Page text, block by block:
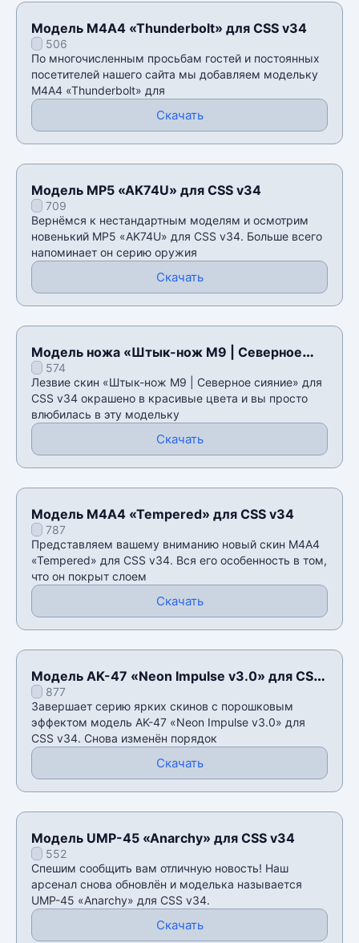
Модель М4А4 «Thunderbolt» для CSS v34
506
По многочисленным просьбам гостей и постоянных
посетителей нашего сайта мы добавляем модельку
М4А4 «Thunderbolt» для
Скачать
Модель MP5 «AK74U» для CSS v34
709
Вернёмся к нестандартным моделям и осмотрим
новенький MP5 «AK74U» для CSS v34. Больше всего
напоминает он серию оружия
Скачать
Модель ножа «Штык-нож M9 | Северное
сияние» для CSS v34
574
Лезвие скин «Штык-нож M9 | Северное сияние» для
CSS v34 окрашено в красивые цвета и вы просто
влюбилась в эту модельку
Скачать
Модель М4А4 «Tempered» для CSS v34
787
Представляем вашему вниманию новый скин М4А4
«Tempered» для CSS v34. Вся его особенность в том,
что он покрыт слоем
Скачать
Модель AK-47 «Neon Impulse v3.0» для CSS
v34877
Завершает серию ярких скинов с порошковым
эффектом модель AK-47 «Neon Impulse v3.0» для
CSS v34. Снова изменëн порядок
Скачать
Модель UMP-45 «Anarchy» для CSS v34
552
Спешим сообщить вам отличную новость! Наш
арсенал снова обновлён и моделька называется
UMP-45 «Anarchy» для CSS v34.
Скачать